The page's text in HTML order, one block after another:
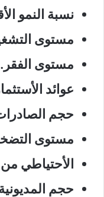
نسبة النمو
مستوى
مستوى الفقر.
عوائد
حجم
مستوى
الأحتياطي من
حجم